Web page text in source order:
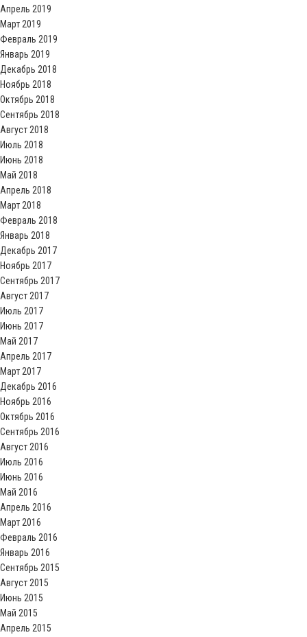
Апрель 2019
Март 2019
Февраль 2019
Январь 2019
Декабрь 2018
Ноябрь 2018
Октябрь 2018
Сентябрь 2018
Август 2018
Июль 2018
Июнь 2018
Май 2018
Апрель 2018
Март 2018
Февраль 2018
Январь 2018
Декабрь 2017
Ноябрь 2017
Сентябрь 2017
Август 2017
Июль 2017
Июнь 2017
Май 2017
Апрель 2017
Март 2017
Декабрь 2016
Ноябрь 2016
Октябрь 2016
Сентябрь 2016
Август 2016
Июль 2016
Июнь 2016
Май 2016
Апрель 2016
Март 2016
Февраль 2016
Январь 2016
Сентябрь 2015
Август 2015
Июнь 2015
Май 2015
Апрель 2015